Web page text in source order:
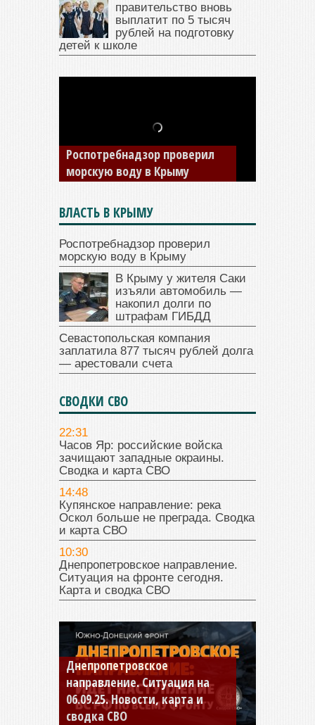
правительство вновь
выплатит по 5 тысяч
рублей на подготовку
детей к школе
В Крыму у жителя Саки
изъяли автомобиль —
накопил долги по штрафам
ГИБДД
ВЛАСТЬ В КРЫМУ
Роспотребнадзор проверил
морскую воду в Крыму
В Крыму у жителя Саки
изъяли автомобиль —
накопил долги по
штрафам ГИБДД
Севастопольская компания
заплатила 877 тысяч рублей долга
— арестовали счета
СВОДКИ СВО
22:31
Часов Яр: российские войска
зачищают западные окраины.
Сводка и карта СВО
14:48
Купянское направление: река
Оскол больше не преграда. Сводка
и карта СВО
10:30
Днепропетровское направление.
Ситуация на фронте сегодня.
Карта и сводка СВО
Константиновское
направление. Ситуация на
04.09.25 Новости, карта и
сводка СВО